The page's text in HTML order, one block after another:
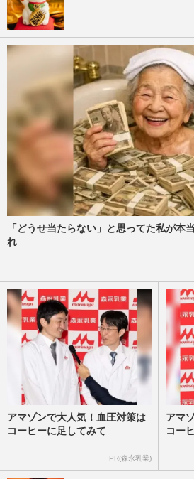
「どうせ当たらない」と思ってた私が本
れ
アマゾンで大人気！血圧対策は
コーヒーに足してみて
PR(森永乳業)
アマ
コー